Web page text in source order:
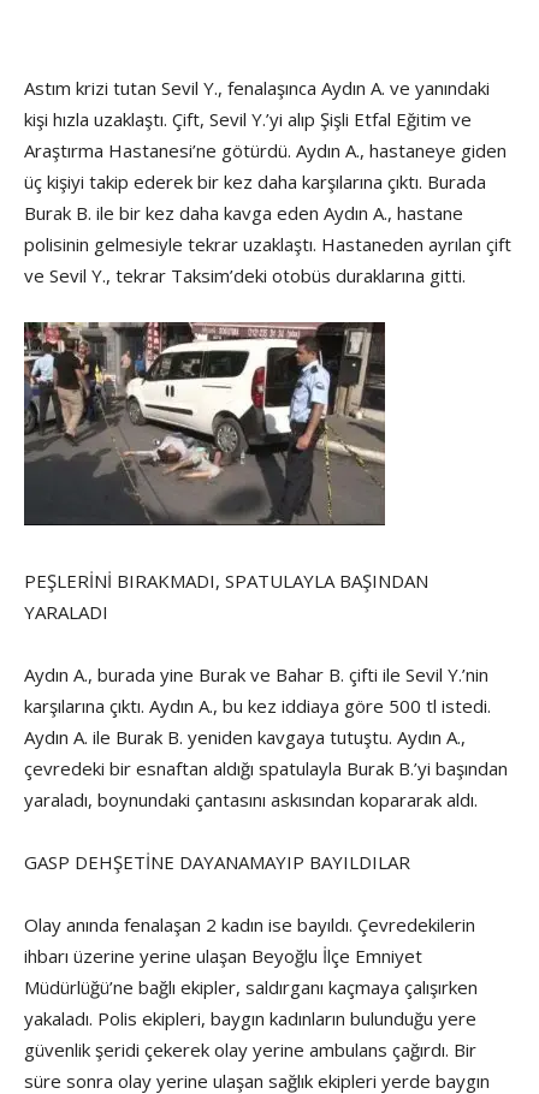
Astım krizi tutan Sevil Y., fenalaşınca Aydın A. ve yanındaki
kişi hızla uzaklaştı. Çift, Sevil Y.’yi alıp Şişli Etfal Eğitim ve
Araştırma Hastanesi’ne götürdü. Aydın A., hastaneye giden
üç kişiyi takip ederek bir kez daha karşılarına çıktı. Burada
Burak B. ile bir kez daha kavga eden Aydın A., hastane
polisinin gelmesiyle tekrar uzaklaştı. Hastaneden ayrılan çift
ve Sevil Y., tekrar Taksim’deki otobüs duraklarına gitti.
PEŞLERİNİ BIRAKMADI, SPATULAYLA BAŞINDAN
YARALADI
Aydın A., burada yine Burak ve Bahar B. çifti ile Sevil Y.’nin
karşılarına çıktı. Aydın A., bu kez iddiaya göre 500 tl istedi.
Aydın A. ile Burak B. yeniden kavgaya tutuştu. Aydın A.,
çevredeki bir esnaftan aldığı spatulayla Burak B.’yi başından
yaraladı, boynundaki çantasını askısından kopararak aldı.
GASP DEHŞETİNE DAYANAMAYIP BAYILDILAR
Olay anında fenalaşan 2 kadın ise bayıldı. Çevredekilerin
ihbarı üzerine yerine ulaşan Beyoğlu İlçe Emniyet
Müdürlüğü’ne bağlı ekipler, saldırganı kaçmaya çalışırken
yakaladı. Polis ekipleri, baygın kadınların bulunduğu yere
güvenlik şeridi çekerek olay yerine ambulans çağırdı. Bir
süre sonra olay yerine ulaşan sağlık ekipleri yerde baygın